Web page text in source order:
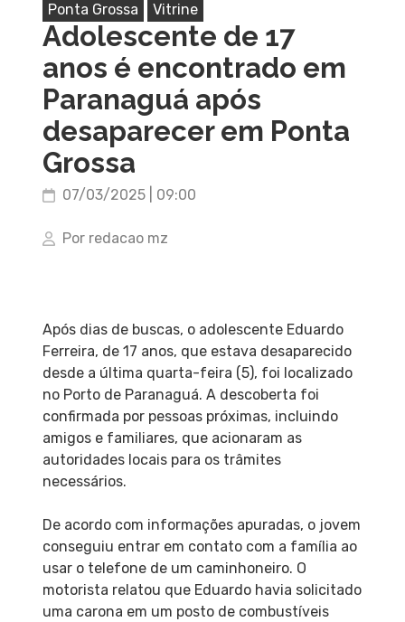
Ponta Grossa Vitrine
Adolescente de 17
anos é encontrado em
Paranaguá após
desaparecer em Ponta
Grossa
07/03/2025 | 09:00
Por redacao mz
Após dias de buscas, o adolescente Eduardo
Ferreira, de 17 anos, que estava desaparecido
desde a última quarta-feira (5), foi localizado
no Porto de Paranaguá. A descoberta foi
confirmada por pessoas próximas, incluindo
amigos e familiares, que acionaram as
autoridades locais para os trâmites
necessários.
De acordo com informações apuradas, o jovem
conseguiu entrar em contato com a família ao
usar o telefone de um caminhoneiro. O
motorista relatou que Eduardo havia solicitado
uma carona em um posto de combustíveis